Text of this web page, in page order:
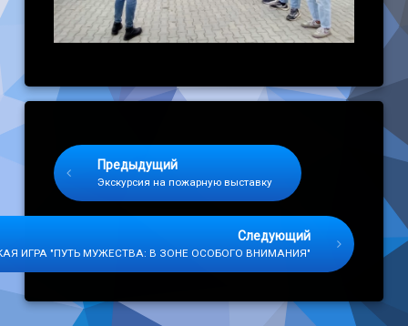
Предыдущий
Экскурсия на пожарную выставку
Следующий
ИГРА "ПУТЬ МУЖЕСТВА: В ЗОНЕ ОСОБОГО ВНИМАНИЯ"